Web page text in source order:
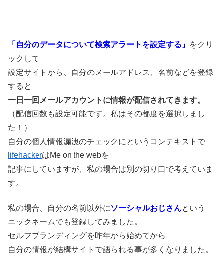
「自分のデータについて検索アラートを設定する」 をクリ
ックして
設定サイトから、自分のメールアドレス、名前などを登録
すると
一日一回メールアカウントに情報が配信されてきます。
（配信回数も設定可能です。私はその都度を選択しまし
た！）
自分の個人情報漏洩のチェックにというコンテキストで
lifehackerはMe on the webを
記事にしていますが、私の場合は別の切り口で考えていま
す。
私の場合、自分の名前以外に ソーシャルおじさんという
ニックネームでも登録してみました。
セルフブランディングを昨年から始めてから
自分の情報が結構サイトで語られる事が多くなりました。